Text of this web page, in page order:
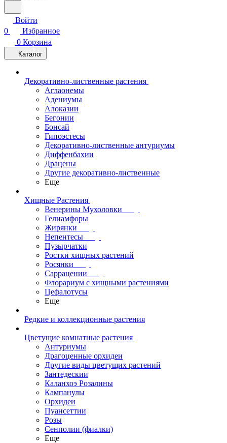
Войти
0
Избранное
0 Корзина
Каталог
Декоративно-лиственные растения
Аглаонемы
Адениумы
Алоказии
Бегонии
Бонсай
Гипоэстесы
Декоративно-лиственные антуриумы
Диффенбахии
Драцены
Другие декоративно-лиственные
Еще
Хищные Растения
Венерины Мухоловки
Гелиамфоры
Жирянки
Непентесы
Пузырчатки
Ростки хищных растений
Росянки
Саррацении
Флорариум с хищными растениями
Цефалотусы
Еще
Редкие и коллекционные растения
Цветущие комнатные растения
Антуриумы
Драгоценные орхидеи
Другие виды цветущих растений
Зантедескии
Каланхоэ Розалины
Кампанулы
Орхидеи
Пуансеттии
Розы
Сенполии (фиалки)
Еще